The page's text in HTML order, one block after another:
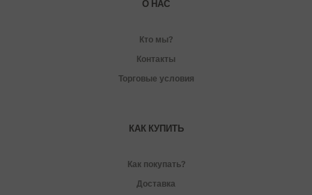
О НАС
Кто мы?
Контакты
Торговые условия
КАК КУПИТЬ
Как покупать?
Доставка